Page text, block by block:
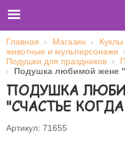
Главная
Футболки
Толстовки (кенгурушки)
Свитшоты
Бейсболки
Главная Магазин
Куклы
животные и мульперсонажи
Подушки для праздников
Подушка любимой жене
ПОДУШКА
"СЧАСТЬЕ
Артикул: 71655